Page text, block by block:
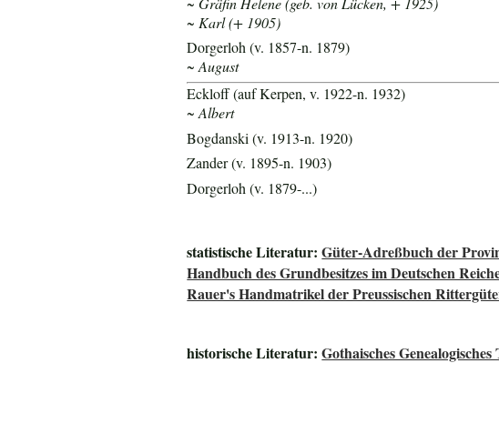
~ Karl (+ 1905)
Dorgerloh (v. 1857-n. 1879)
~ August
Eckloff (auf Kerpen, v. 1922-n. 1932)
~ Albert
Bogdanski (v. 1913-n. 1920)
Zander (v. 1895-n. 1903)
Dorgerloh (v. 1879-...)
statistische Literatur:Güter-Adreßbuch der
Handbuch des Grundbesitzes im Deutschen
Rauer's Handmatrikel der Preussischen
historische Literatur:Gothaisches